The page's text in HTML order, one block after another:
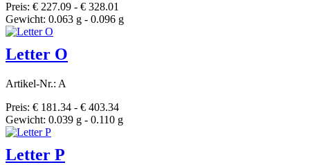
Preis: € 227.09 - € 328.01
Gewicht: 0.063 g - 0.096 g
Letter O
Artikel-Nr.: A
Preis: € 181.34 - € 403.34
Gewicht: 0.039 g - 0.110 g
Letter P